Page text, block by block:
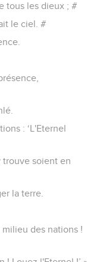
tous les dieux ; #
le ciel. #
: ‘L'Eternel
trouve soient en
la terre.
des nations !